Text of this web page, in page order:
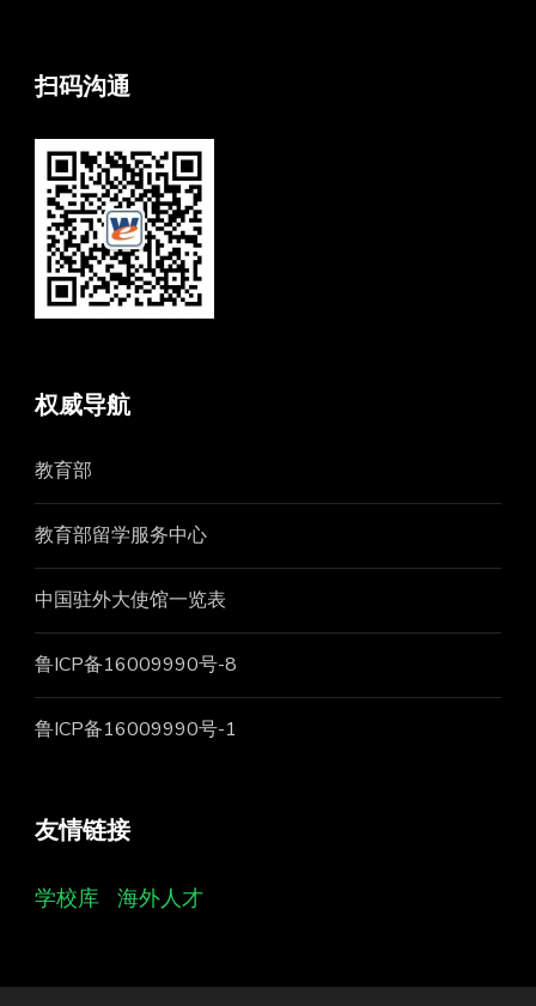
扫码沟通
权威导航
教育部
教育部留学服务中心
中国驻外大使馆一览表
鲁ICP备16009990号-8
鲁ICP备16009990号-1
友情链接
学校库 海外人才